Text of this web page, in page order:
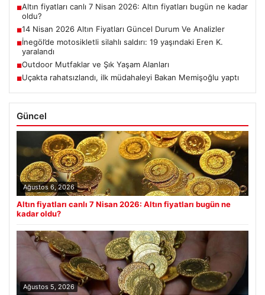
■Altın fiyatları canlı 7 Nisan 2026: Altın fiyatları bugün ne kadar
oldu?
■14 Nisan 2026 Altın Fiyatları Güncel Durum Ve Analizler
■İnegöl’de motosikletli silahlı saldırı: 19 yaşındaki Eren K.
yaralandı
■Outdoor Mutfaklar ve Şık Yaşam Alanları
■Uçakta rahatsızlandı, ilk müdahaleyi Bakan Memişoğlu yaptı
Güncel
Ağustos 6, 2026
Altın fiyatları canlı 7 Nisan 2026: Altın fiyatları bugün ne
kadar oldu?
Ağustos 5, 2026